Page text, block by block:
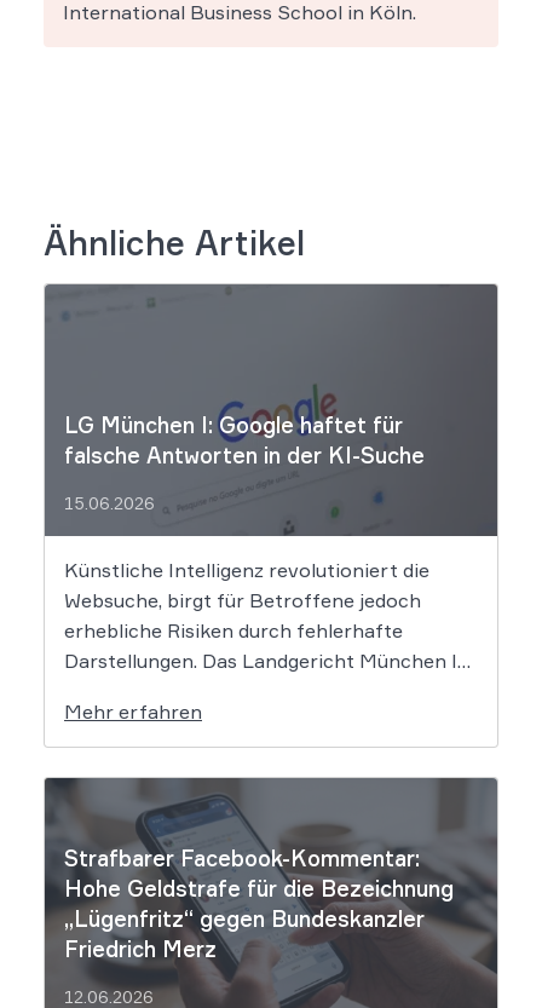
International Business School in Köln.
Ähnliche Artikel
LG München I: Google haftet für
falsche Antworten in der KI-Suche
15.06.2026
Künstliche Intelligenz revolutioniert die
Websuche, birgt für Betroffene jedoch
erhebliche Risiken durch fehlerhafte
Darstellungen. Das Landgericht München I
rechtliche Grenzen. Werden durch die
automatisierten KI-Zusammenfassungen
falsche Tatsachen verbreitet, greift die
unmittelbare Haftung des
Suchmaschinenbetreibers. Das Landgericht
München I (LG München I) hat in […]
Mehr erfahren
Strafbarer Facebook-Kommentar:
Hohe Geldstrafe für die Bezeichnung
„Lügenfritz“ gegen Bundeskanzler
Friedrich Merz
12.06.2026